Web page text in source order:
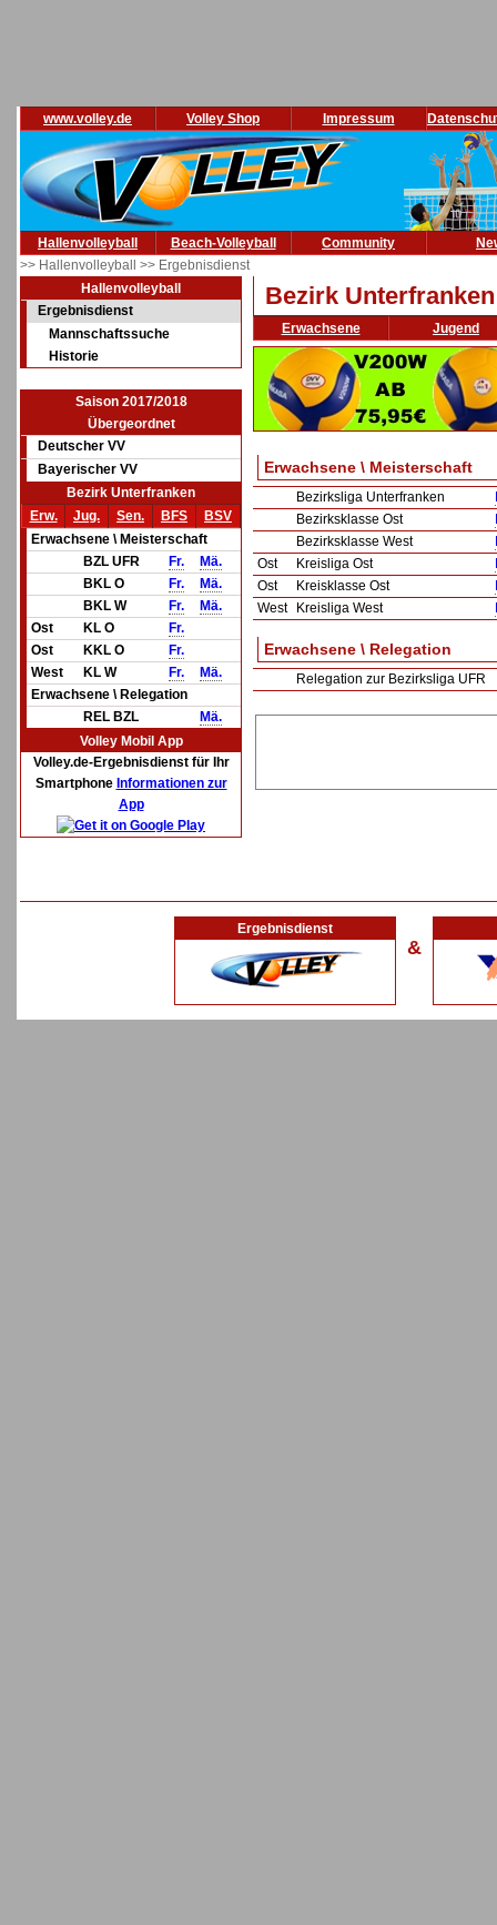
www.volley.de Volley Shop Impressum
Hallenvolleyball Beach-Volleyball Community
>> Hallenvolleyball >> Ergebnisdienst
Hallenvolleyball
Ergebnisdienst
Mannschaftssuche
Historie
Saison 2017/2018
Übergeordnet
Deutscher VV
Bayerischer VV
Bezirk Unterfranken
Erw.
Jug. Sen. BFS
BSV
Erwachsene \ Meisterschaft
BZL UFR
Fr.
Mä.
BKL O
Fr.
Mä.
BKL W
Fr.
Mä.
Ost
KL O
Fr.
Ost
KKL O
Fr.
West
KL W Fr.
Mä.
Erwachsene \ Relegation
REL BZL
Mä.
Volley Mobil App
Volley.de-Ergebnisdienst für Ihr
Smartphone Informationen zur
App
Bezirk Unterfranken
Erwachsene Jugend
Erwachsene \ Meisterschaft
Bezirksliga Unterfranken
Bezirksklasse Ost
Bezirksklasse West
Ost
Kreisliga Ost
Ost
Kreisklasse Ost
West
Kreisliga West
Erwachsene \ Relegation
Relegation zur Bezirksliga UFR
Ergebnisdienst
&